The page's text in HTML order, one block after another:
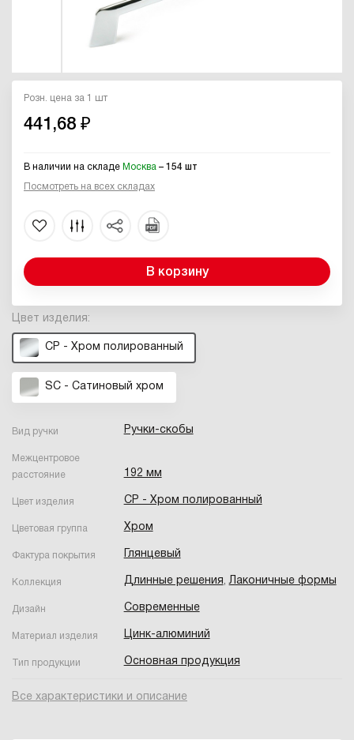
Цвет изделия:
CP - Хром полированный
SC - Сатиновый хром
Вид ручки Ручки-скобы
Межцентровое
расстояние
192 мм
Цвет изделия CP - Хром полированный
Цветовая группа Хром
Фактура покрытия Глянцевый
Коллекция Длинные решения,Лаконичные формы
Дизайн Современные
Материал изделия Цинк-алюминий
Тип продукции Основная продукция
Все характеристики и описание
Розн. цена за 1 шт
441,68 ₽
В наличии на складе Москва – 154 шт
Посмотреть на всех складах
В корзину